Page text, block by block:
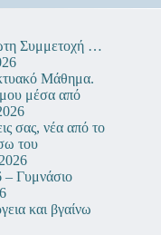
Συμμετοχή …
Μάθημα.
μέσα από
σας, νέα από το
του
– Γυμνάσιο
και βγαίνω